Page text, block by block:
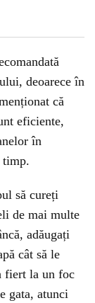
deoarece în
că
eficiente,
în
timp.
să cureți
de mai multe
adăugați
cât să le
fiert la un foc
gata, atunci